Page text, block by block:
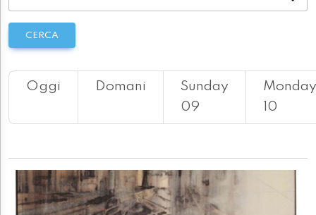
CERCA
Oggi Domani
Sunday
09
Monday
10